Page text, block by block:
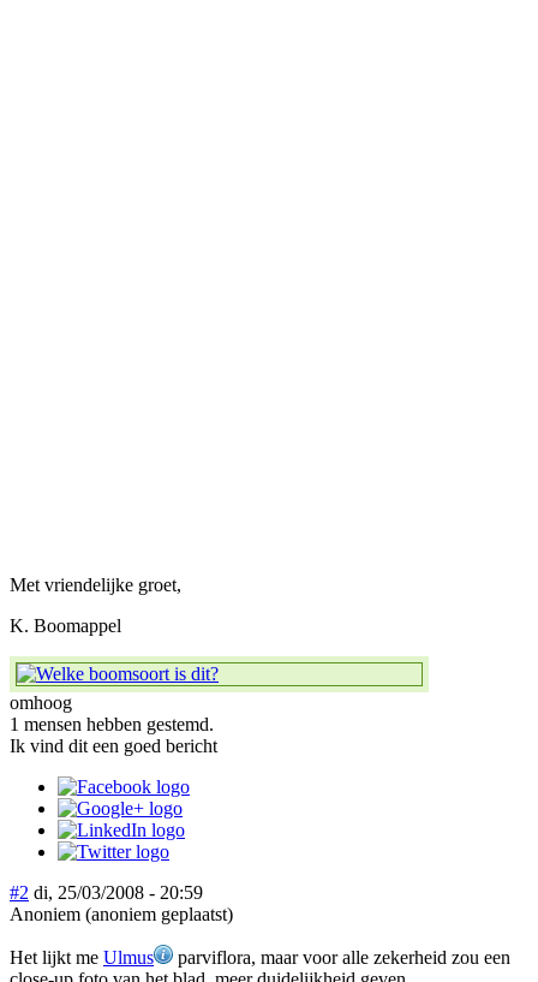
Met vriendelijke groet,
K. Boomappel
omhoog
1 mensen hebben gestemd.
Ik vind dit een goed bericht
#2 di, 25/03/2008 - 20:59
Anoniem (anoniem geplaatst)
Het lijkt me Ulmus
parviflora, maar voor alle zekerheid zou een